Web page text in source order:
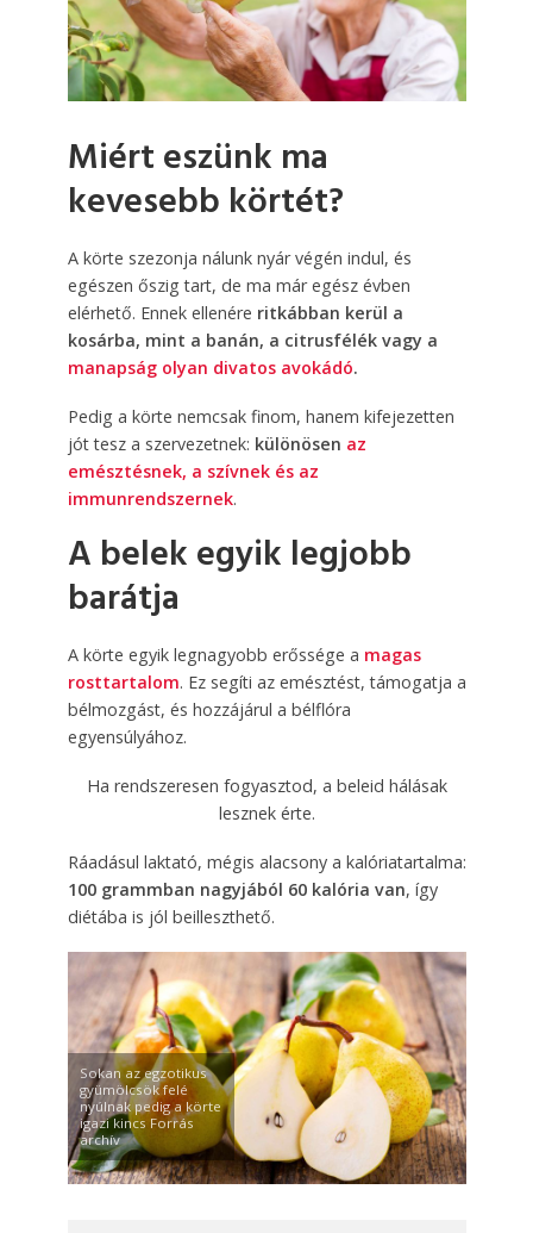
Miért eszünk ma
kevesebb körtét?
A körte szezonja nálunk nyár végén indul, és
egészen őszig tart, de ma már egész évben
elérhető. Ennek ellenére ritkábban kerül a
kosárba, mint a banán, a citrusfélék vagy a
manapság olyan divatos avokádó.
Pedig a körte nemcsak finom, hanem kifejezetten
jót tesz a szervezetnek: különösen az
emésztésnek, a szívnek és az
immunrendszernek.
A belek egyik legjobb
barátja
A körte egyik legnagyobb erőssége a magas
rosttartalom. Ez segíti az emésztést, támogatja a
bélmozgást, és hozzájárul a bélflóra
egyensúlyához.
Ha rendszeresen fogyasztod, a beleid hálásak
lesznek érte.
Ráadásul laktató, mégis alacsony a kalóriatartalma:
100 grammban nagyjából 60 kalória van, így
diétába is jól beilleszthető.
Sokan az egzotikus
gyümölcsök felé
nyúlnak pedig a körte
igazi kincs Forrás
archív